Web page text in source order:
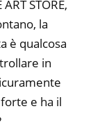
STORE,
la
è qualcosa
in
e ha il